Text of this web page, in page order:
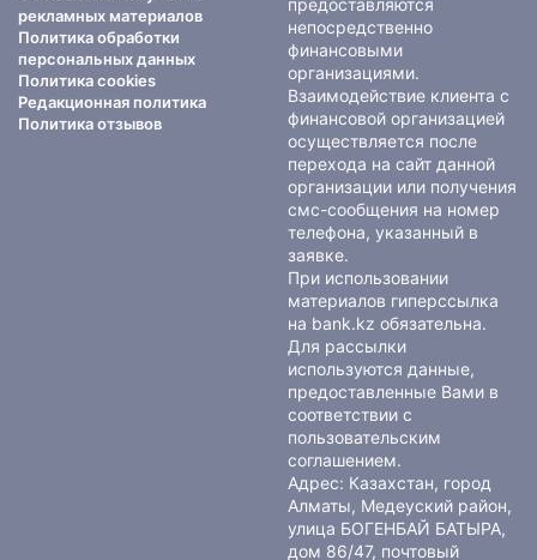
рекламных материалов
Политика обработки
персональных данных
Политика cookies
Редакционная политика
Политика отзывов
непосредственно
финансовыми
организациями.
Взаимодействие клиента с
финансовой организацией
осуществляется после
перехода на сайт данной
организации или получения
смс-сообщения на номер
телефона, указанный в
заявке.
При использовании
материалов гиперссылка
на bank.kz обязательна.
Для рассылки
используются данные,
предоставленные Вами в
соответствии с
пользовательским
соглашением.
Адрес: Казахстан, город
Алматы, Медеуский район,
улица БОГЕНБАЙ БАТЫРА,
дом 86/47, почтовый